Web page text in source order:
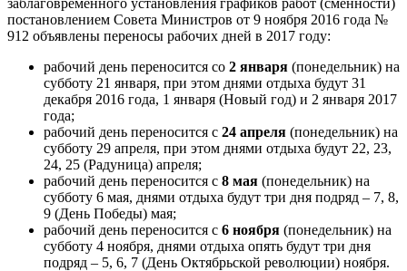
постановлением Совета Министров от 9 ноября 2016 года №
912 объявлены переносы рабочих дней в 2017 году:
рабочий день переносится со 2 января (понедельник) на
субботу 21 января, при этом днями отдыха будут 31
декабря 2016 года, 1 января (Новый год) и 2 января 2017
года;
рабочий день переносится с 24 апреля (понедельник) на
субботу 29 апреля, при этом днями отдыха будут 22, 23,
24, 25 (Радуница) апреля;
рабочий день переносится с 8 мая (понедельник) на
субботу 6 мая, днями отдыха будут три дня подряд – 7, 8,
9 (День Победы) мая;
рабочий день переносится с 6 ноября (понедельник) на
субботу 4 ноября, днями отдыха опять будут три дня
подряд – 5, 6, 7 (День Октябрьской революции) ноября.